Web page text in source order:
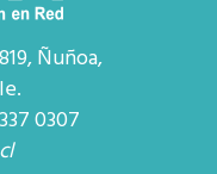
Ñuñoa,
0307